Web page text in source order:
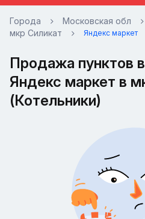
Города Московская обл
мкр Силикат
Яндекс маркет
Продажа пунктов
Яндекс маркет в
(Котельники)